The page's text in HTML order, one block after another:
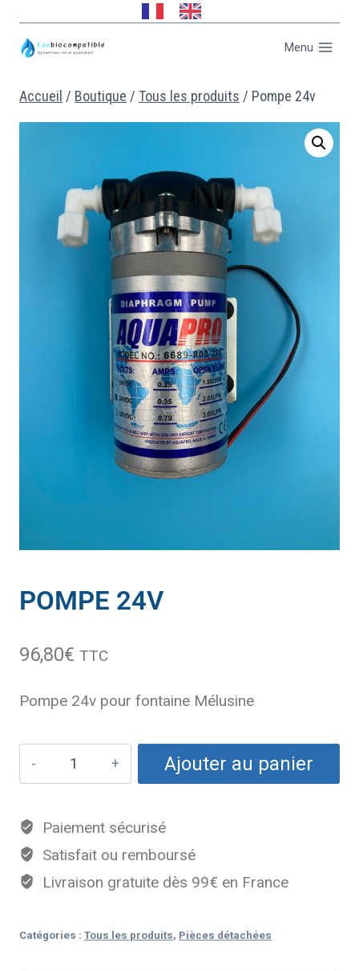
Menu
Accueil / Boutique / Tous les produits / Pompe 24v
POMPE 24V
96,80€ TTC
Pompe 24v pour fontaine Mélusine
Ajouter au panier
Paiement sécurisé
Satisfait ou remboursé
Livraison gratuite dès 99€ en France
Catégories : Tous les produits, Pièces détachées